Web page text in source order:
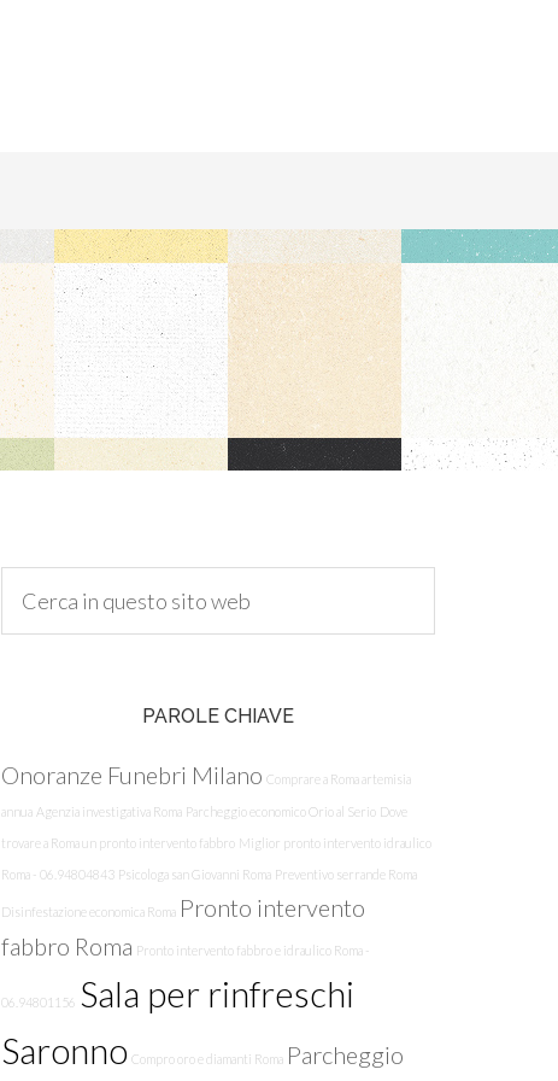
PAROLE CHIAVE
Onoranze Funebri Milano Comprare a Roma artemisia
annua Agenzia investigativa Roma Parcheggio economico Orio al Serio Dove
trovare a Roma un pronto intervento fabbro Miglior pronto intervento idraulico
Roma - 06.94804843 Psicologa san Giovanni Roma Preventivo serrande Roma
Disinfestazione economica Roma Pronto intervento
fabbro Roma Pronto intervento fabbro e idraulico Roma -
06.94801156 Sala per rinfreschi
Saronno Compro oro e diamanti Roma Parcheggio